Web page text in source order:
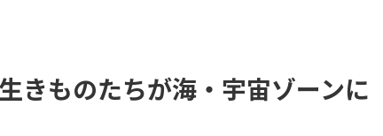
きものたちが海・宇宙ゾーンに